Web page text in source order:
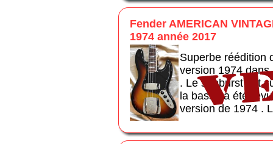
Fender AMERICAN
1974 année 2017
Superbe réédition
version 1974
. Le sunburst est
la basse a été
version de 1974 .